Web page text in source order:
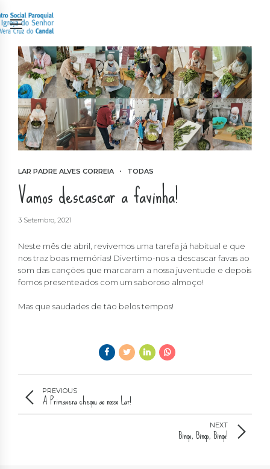
LAR PADRE ALVES CORREIA TODAS
Vamos descascar a favinha!
3 Setembro, 2021
Neste mês de abril, revivemos uma tarefa já habitual e que
nos traz boas memórias! Divertimo-nos a descascar favas ao
som das canções que marcaram a nossa juventude e depois
fomos presenteados com um saboroso almoço!
Mas que saudades de tão belos tempos!
PREVIOUS
A Primavera chegou ao nosso Lar!
NEXT
Bingo, Bingo, Bingo!